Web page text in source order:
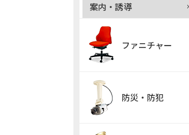
案内・誘導
ファニチャー
防災・防犯